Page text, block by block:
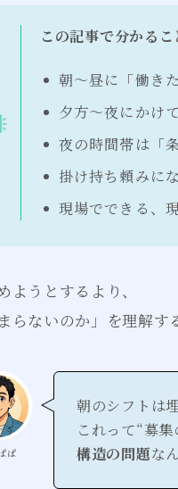
この記事で分かるこ
朝〜昼に「働き
夕方〜夜にかけ
夜の時間帯は「
掛け持ち頼みに
現場でできる、
ようとするより、
らないのか」を理解
ぱ
朝のシフトは
これって“募集
構造の問題な